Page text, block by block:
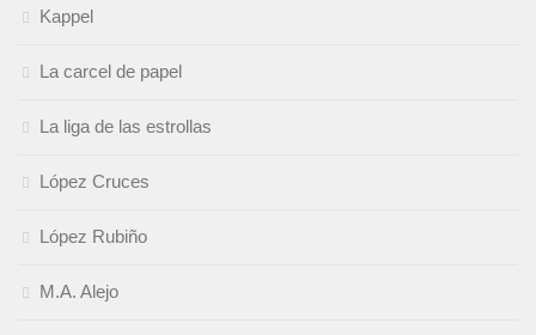
Kappel
La carcel de papel
La liga de las estrollas
López Cruces
López Rubiño
M.A. Alejo